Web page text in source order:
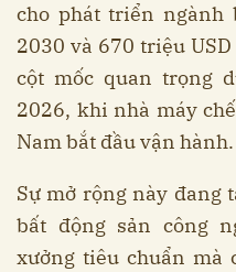
cho phát triển ngành
2030 và 670 triệu
cột mốc quan trọng
2026, khi nhà máy
Nam bắt đầu vận hành.
Sự mở rộng này đang
bất động sản công
xưởng tiêu chuẩn mà